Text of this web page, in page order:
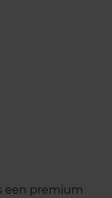
een premium